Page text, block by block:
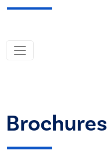
Brochures